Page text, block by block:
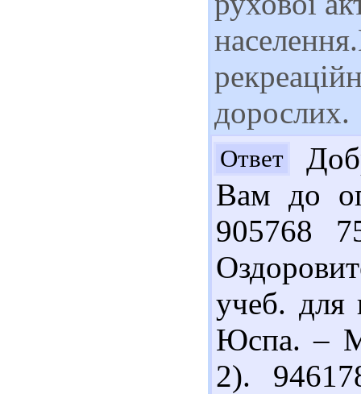
дорослих.
Ответ
Вам до
905768
учеб.
Юспа. –
2).